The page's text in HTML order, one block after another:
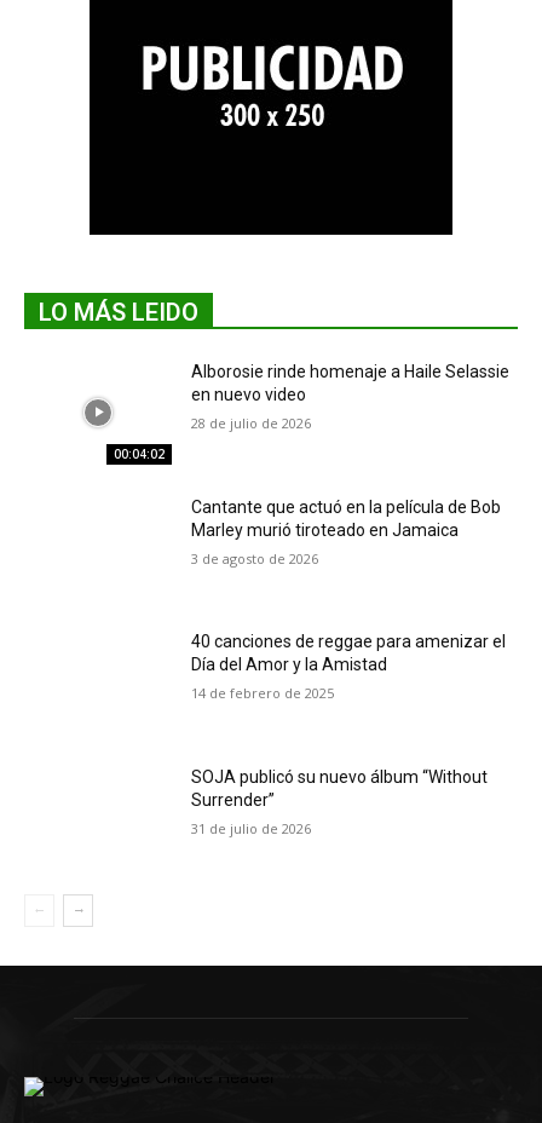
LO MÁS LEIDO
00:04:02
Alborosie rinde homenaje a Haile Selassie
en nuevo video
28 de julio de 2026
Cantante que actuó en la película de Bob
Marley murió tiroteado en Jamaica
3 de agosto de 2026
40 canciones de reggae para amenizar el
Día del Amor y la Amistad
14 de febrero de 2025
SOJA publicó su nuevo álbum “Without
Surrender”
31 de julio de 2026